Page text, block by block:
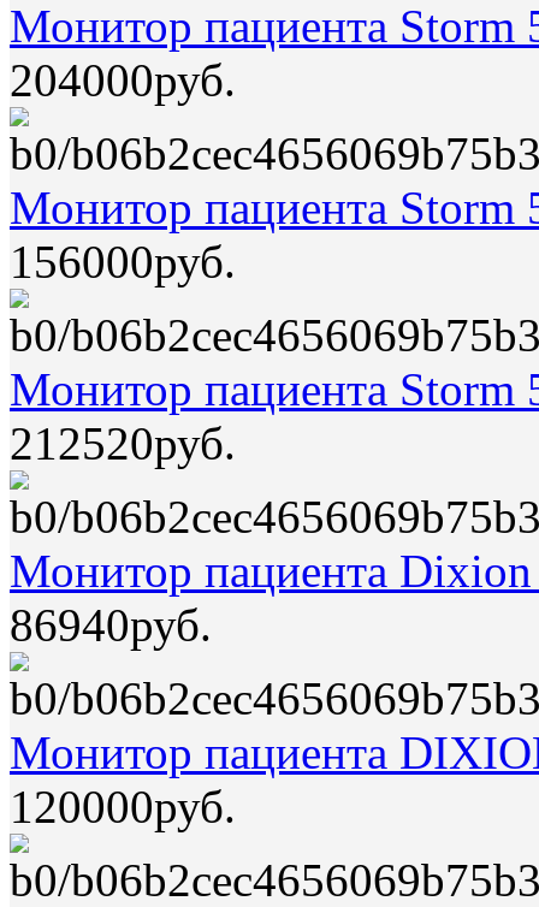
Монитор пациента Storm
204000руб.
Монитор пациента Storm
156000руб.
Монитор пациента Storm
212520руб.
Монитор пациента
86940руб.
Монитор пациента
120000руб.